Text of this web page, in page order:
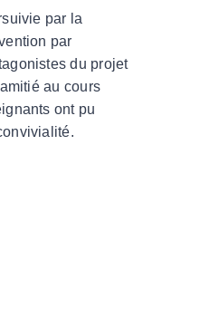
par la
par
du projet
au cours
ont pu